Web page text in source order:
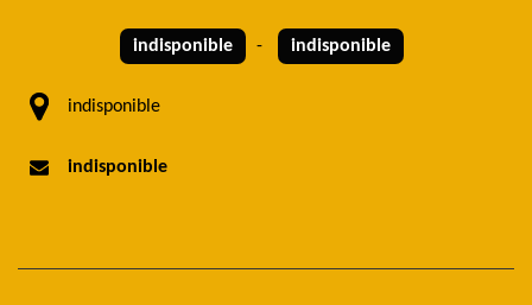
indisponible - indisponible
indisponible
indisponible